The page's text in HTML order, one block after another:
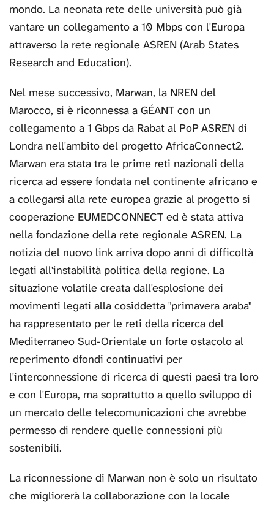
mondo. La neonata rete delle università può già
vantare un collegamento a 10 Mbps con l'Europa
attraverso la rete regionale ASREN (Arab States
Research and Education).
Nel mese successivo, Marwan, la NREN del
Marocco, si è riconnessa a GÉANT con un
collegamento a 1 Gbps da Rabat al PoP ASREN di
Londra nell'ambito del progetto AfricaConnect2.
Marwan era stata tra le prime reti nazionali della
ricerca ad essere fondata nel continente africano e
a collegarsi alla rete europea grazie al progetto si
cooperazione EUMEDCONNECT ed è stata attiva
nella fondazione della rete regionale ASREN. La
notizia del nuovo link arriva dopo anni di difficoltà
legati all'instabilità politica della regione. La
situazione volatile creata dall'esplosione dei
movimenti legati alla cosiddetta "primavera araba"
ha rappresentato per le reti della ricerca del
Mediterraneo Sud-Orientale un forte ostacolo al
reperimento dfondi continuativi per
l'interconnessione di ricerca di questi paesi tra loro
e con l'Europa, ma soprattutto a quello sviluppo di
un mercato delle telecomunicazioni che avrebbe
permesso di rendere quelle connessioni più
sostenibili.
La riconnessione di Marwan non è solo un risultato
che migliorerà la collaborazione con la locale